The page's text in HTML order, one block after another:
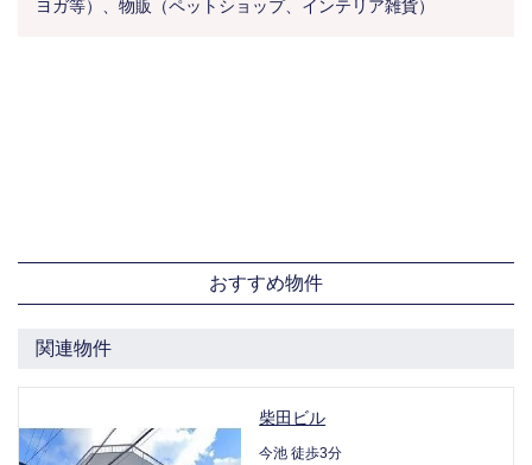
ヨガ等）、物販（ペットショップ、インテリア雑貨）
おすすめ物件
関連物件
柴田ビル
今池 徒歩3分